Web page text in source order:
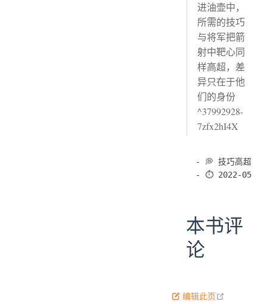
进油壶中，
所需的技巧
与将军把箭
射中靶心同
样高超，差
异只在于他
们的身份
^37992928-
7zfx2hI4X
- 💭 技巧高超，
本书评
论
编辑此页